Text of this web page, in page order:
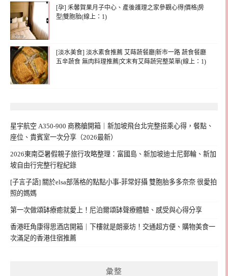
[孕] 禾馨賀果月子中心、產後護理之家參觀心得|價格|房
型|雙胞胎(線上：1)
[淡水美食] 淡水素食推薦 艾蒔蔬餐廳|新市一路 蔬食餐廳
五辛蔬食 無肉料理推薦|文末有艾蒔蔬完整菜單(線上：1)
星宇航空 A350-900 商務艙開箱｜新加坡飛台北完整搭乘心得，餐點、
座位、貴賓室一次分享（2026最新）
2026東南亞暑假親子旅行攻略整理：富國島、新加坡迪士尼郵輪、新加
坡自由行完整行程紀錄
[子言子語] 關於elsa部落格的點點小事-菲常好攝 雙胞胎多多奈奈 很愛拍
照的媽媽
第一次做頌缽療癒就愛上！尼泊爾頌缽聲療體驗、感受與心得分享
香港旺角康得思酒店開箱｜下樓就是朗豪坊！交通超方便、購物美食一
次滿足的香港住宿推薦
彙整